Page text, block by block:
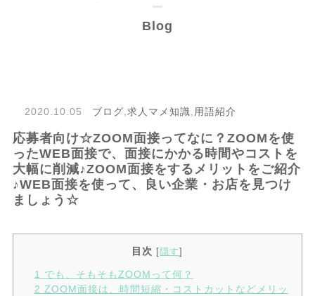
Blog
2020.10.05 ブログ 求人マメ知識 用語紹介
応募者向け☆ZOOM面接ってなに？ZOOMを使
ったWEB面接で、面接にかかる時間やコストを
大幅に削減♪ZOOM面接をするメリットをご紹介
♪WEB面接を使って、良い企業・お店を見つけ
ましょう☆
目次 [隠す]
1 でも、そもそもZOOMって何？
2 ZOOM面接は、時間短縮・コストカットなどメリッ